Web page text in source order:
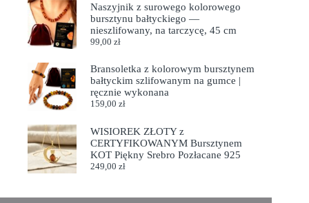
Naszyjnik z surowego kolorowego
bursztynu bałtyckiego —
nieszlifowany, na tarczycę, 45 cm
99,00 zł
Bransoletka z kolorowym bursztynem
bałtyckim szlifowanym na gumce |
ręcznie wykonana
159,00 zł
WISIOREK ZŁOTY z
CERTYFIKOWANYM Bursztynem
KOT Piękny Srebro Pozłacane 925
249,00 zł